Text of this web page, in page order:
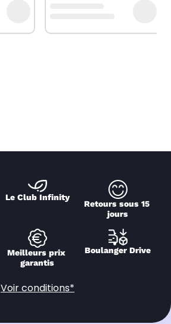
Le Club Infinity
Retours sous 15
jours
Meilleurs prix
garantis
Boulanger Drive
Voir conditions*